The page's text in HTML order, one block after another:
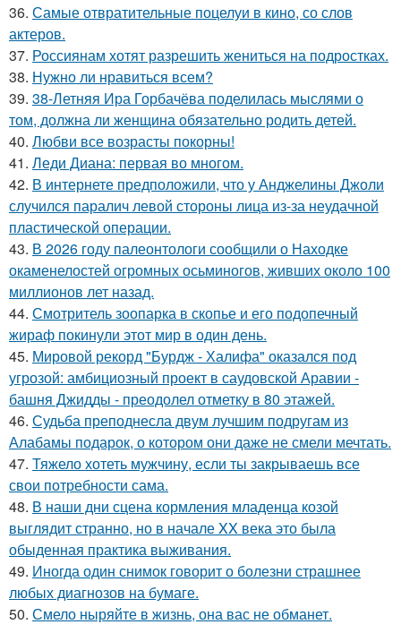
36. Самые отвратительные поцелуи в кино, со слов
актеров.
37. Россиянам хотят разрешить жениться на подростках.
38. Нужно ли нравиться всем?
39. 38-Летняя Ира Горбачёва поделилась мыслями о
том, должна ли женщина обязательно родить детей.
40. Любви все возрасты покорны!
41. Леди Диана: первая во многом.
42. В интернете предположили, что у Анджелины Джоли
случился паралич левой стороны лица из-за неудачной
пластической операции.
43. В 2026 году палеонтологи сообщили о Находке
окаменелостей огромных осьминогов, живших около 100
миллионов лет назад.
44. Смотритель зоопарка в скопье и его подопечный
жираф покинули этот мир в один день.
45. Мировой рекорд "Бурдж - Халифа" оказался под
угрозой: амбициозный проект в саудовской Аравии -
башня Джидды - преодолел отметку в 80 этажей.
46. Судьба преподнесла двум лучшим подругам из
Алабамы подарок, о котором они даже не смели мечтать.
47. Тяжело хотеть мужчину, если ты закрываешь все
свои потребности сама.
48. В наши дни сцена кормления младенца козой
выглядит странно, но в начале XX века это была
обыденная практика выживания.
49. Иногда один снимок говорит о болезни страшнее
любых диагнозов на бумаге.
50. Смело ныряйте в жизнь, она вас не обманет.